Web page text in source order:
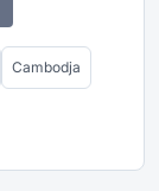
Cambodja